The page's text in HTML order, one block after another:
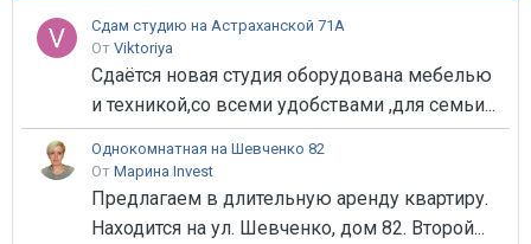
Сдам студию на Астраханской 71А
От Viktoriya
Сдаётся новая студия оборудована мебелью
и техникой,со всеми удобствами ,для семьи...
Однокомнатная на Шевченко 82
От Марина Invest
Предлагаем в длительную аренду квартиру.
Находится на ул. Шевченко, дом 82. Второй...